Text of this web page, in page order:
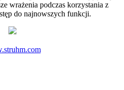
wrażenia podczas korzystania z
do najnowszych funkcji.